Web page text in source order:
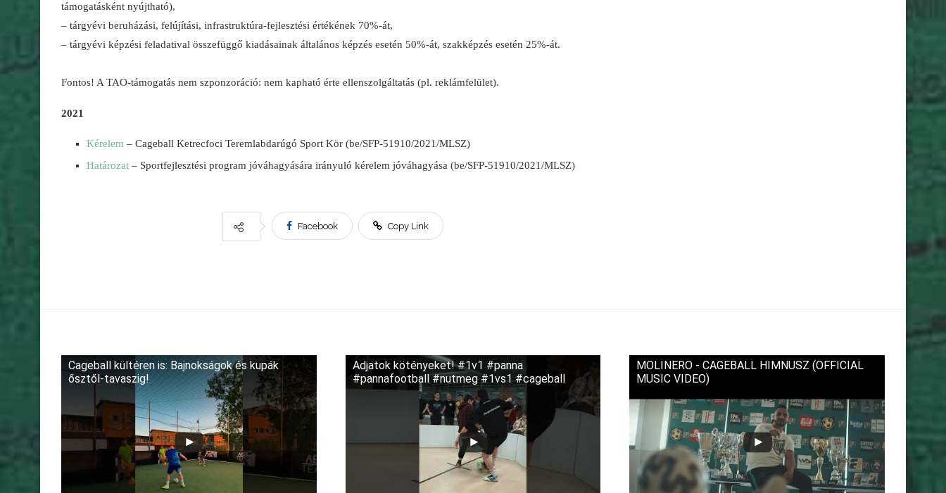
támogatásként nyújtható),
– tárgyévi beruházási, felújítási, infrastruktúra-fejlesztési értékének 70%-át,
– tárgyévi képzési feladatival összefüggő kiadásainak általános képzés esetén 50%-át, szakképzés esetén 25%-át.
Fontos! A TAO-támogatás nem szponzoráció: nem kapható érte ellenszolgáltatás (pl. reklámfelület).
2021
Kérelem – Cageball Ketrecfoci Teremlabdarúgó Sport Kör (be/SFP-51910/2021/MLSZ)
Határozat – Sportfejlesztési program jóváhagyására irányuló kérelem jóváhagyása (be/SFP-51910/2021/MLSZ)
Facebook Copy Link
Cageball kültéren is: Bajnokságok és kupák
ősztől-tavaszig!
Adjatok kötényeket! #1v1 #panna
#pannafootball #nutmeg #1vs1 #cageball
MOLINERO - CAGEBALL HIMNUSZ (OFFICIAL
MUSIC VIDEO)